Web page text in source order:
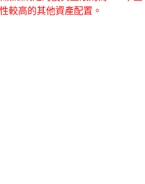
較高的其他資產配置。